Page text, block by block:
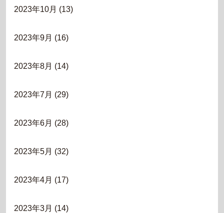
2023年10月 (13)
2023年9月 (16)
2023年8月 (14)
2023年7月 (29)
2023年6月 (28)
2023年5月 (32)
2023年4月 (17)
2023年3月 (14)